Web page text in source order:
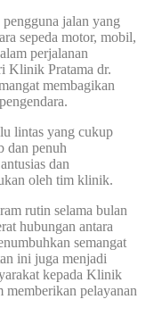
jalan yang
sepeda motor, mobil,
perjalanan
Klinik Pratama dr.
membagikan
lintas yang cukup
dan penuh
dan
oleh tim klinik.
rutin selama bulan
hubungan antara
semangat
ini juga menjadi
kepada Klinik
memberikan pelayanan